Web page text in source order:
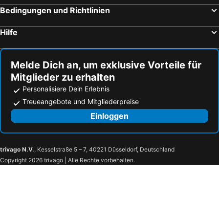
Bedingungen und Richtlinien
Hilfe
Melde Dich an, um exklusive Vorteile für
Mitglieder zu erhalten
Personalisiere Dein Erlebnis
Treueangebote und Mitgliederpreise
Einloggen
trivago N.V., Kesselstraße 5 – 7, 40221 Düsseldorf, Deutschland
Copyright 2026 trivago | Alle Rechte vorbehalten.